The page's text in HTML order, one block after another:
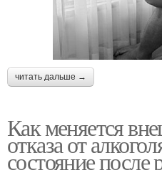
читать дальше →
Как меняется
отказа от
состояние после